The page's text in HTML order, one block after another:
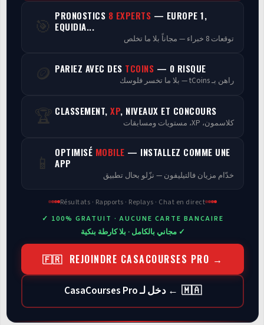
Programmes
🎯 PRONOSTICS 8 EXPERTS — EUROPE 1,
EQUIDIA...
توقعات 8 خبراء — مجاناً بلا ما تخلص
🪙 PARIEZ AVEC DES TCOINS — 0 RISQUE
راهن بـ tCoins — بلا ما تخسر فلوسك
🏆 CLASSEMENT, XP, NIVEAUX ET CONCOURS
كلاسمون، XP، مستويات ومسابقات
📱 OPTIMISÉ MOBILE — INSTALLEZ COMME UNE
APP
خدّام مزيان فالتيليفون — نزّلو بحال تطبيق
Résultats · Rapports · Replays · Chat en direct
✓ 100% GRATUIT · AUCUNE CARTE BANCAIRE
✓ مجاني بالكامل · بلا كارطة بنكية
🇫🇷 REJOINDRE CASACOURSES PRO →
🇲🇦 ← دخل لـ CasaCourses Pro